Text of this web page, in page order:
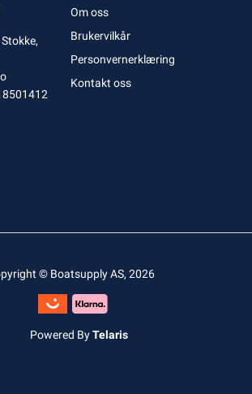
Om oss
Brukervilkår
Personvernerklæring
Kontakt oss
© Boatsupply AS, 2026
Powered ByTelaris